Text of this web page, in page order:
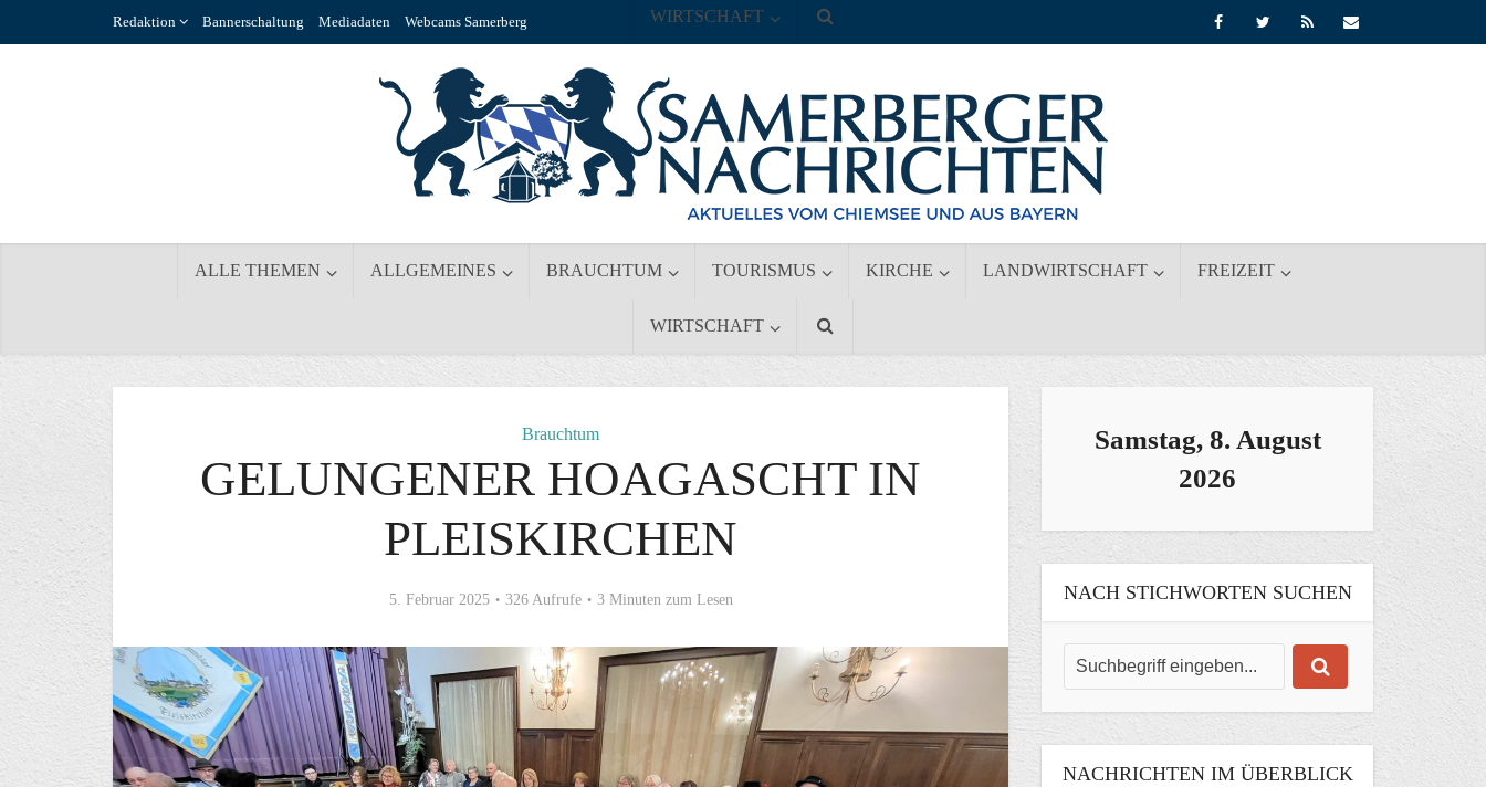
Redaktion Bannerschaltung Mediadaten Webcams Samerberg
ALLE THEMEN ALLGEMEINES BRAUCHTUM TOURISMUS KIRCHE LANDWIRTSCHAFT FREIZEIT
WIRTSCHAFT
WIRTSCHAFT
Brauchtum
GELUNGENER HOAGASCHT IN
PLEISKIRCHEN
5. Februar 2025 326 Aufrufe 3 Minuten zum Lesen
Samstag, 8. August
2026
NACH STICHWORTEN SUCHEN
NACHRICHTEN IM ÜBERBLICK